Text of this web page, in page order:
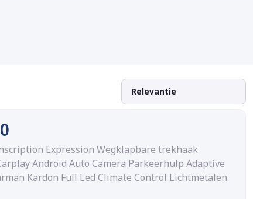
Expression Wegklapbare trekhaak
Android Auto Camera Parkeerhulp Adaptive
Kardon Full Led Climate Control Lichtmetalen